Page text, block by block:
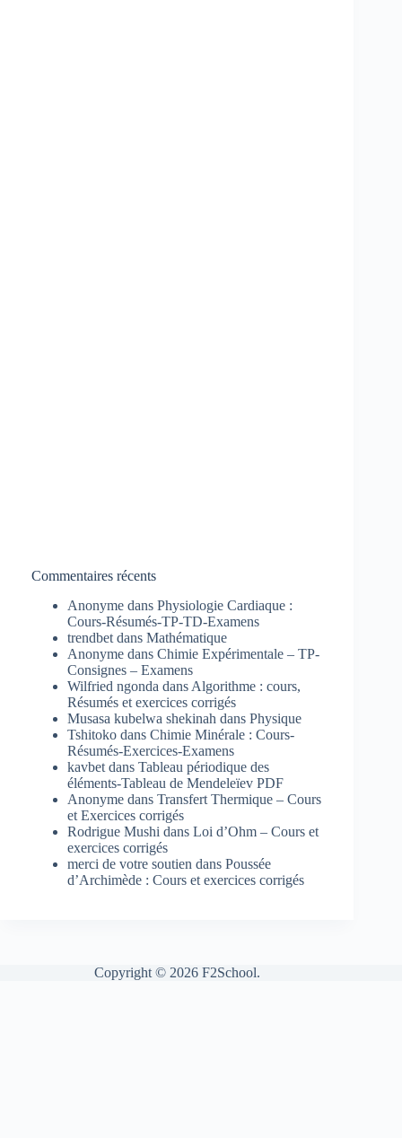
Commentaires récents
Anonyme dans Physiologie Cardiaque :
Cours-Résumés-TP-TD-Examens
trendbet dans Mathématique
Anonyme dans Chimie Expérimentale – TP-
Consignes – Examens
Wilfried ngonda dans Algorithme : cours,
Résumés et exercices corrigés
Musasa kubelwa shekinah dans Physique
Tshitoko dans Chimie Minérale : Cours-
Résumés-Exercices-Examens
kavbet dans Tableau périodique des
éléments-Tableau de Mendeleïev PDF
Anonyme dans Transfert Thermique – Cours
et Exercices corrigés
Rodrigue Mushi dans Loi d’Ohm – Cours et
exercices corrigés
merci de votre soutien dans Poussée
d’Archimède : Cours et exercices corrigés
Copyright © 2026 F2School.